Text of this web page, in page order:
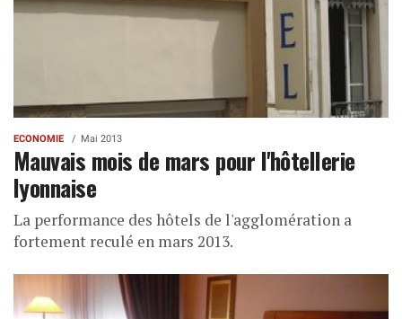
ECONOMIE Mai 2013
Mauvais mois de mars pour l'hôtellerie
lyonnaise
La performance des hôtels de l'agglomération a
fortement reculé en mars 2013.